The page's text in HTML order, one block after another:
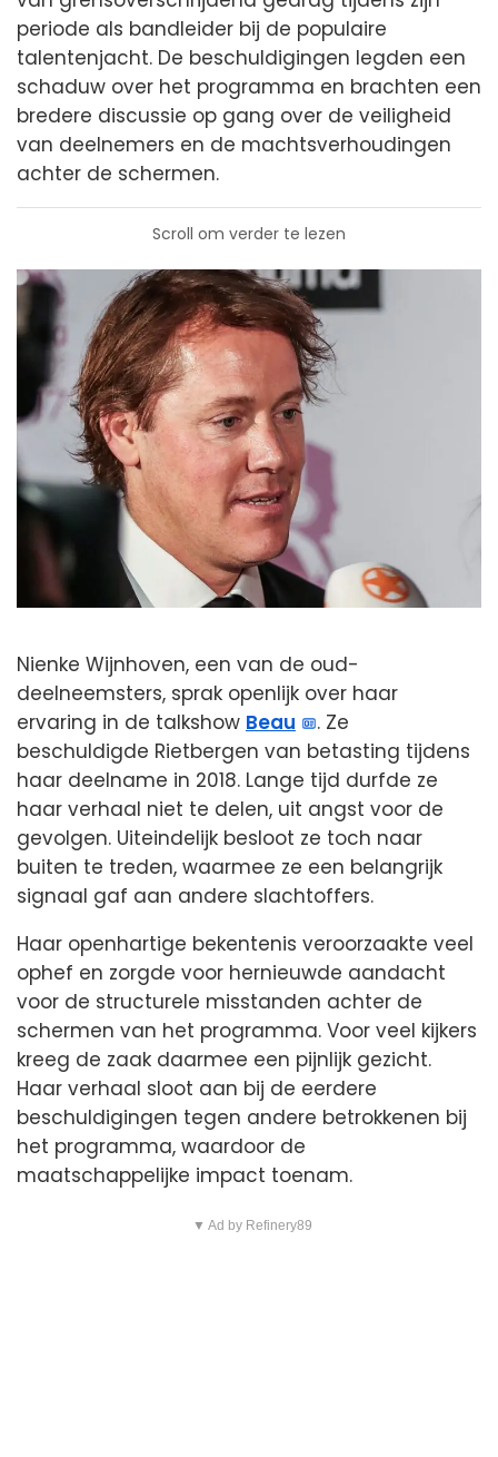
periode als bandleider bij de populaire
talentenjacht. De beschuldigingen legden een
schaduw over het programma en brachten een
bredere discussie op gang over de veiligheid
van deelnemers en de machtsverhoudingen
achter de schermen.
Scroll om verder te lezen
Nienke Wijnhoven, een van de oud-
deelneemsters, sprak openlijk over haar
ervaring in de talkshow Beau
. Ze
beschuldigde Rietbergen van betasting tijdens
haar deelname in 2018. Lange tijd durfde ze
haar verhaal niet te delen, uit angst voor de
gevolgen. Uiteindelijk besloot ze toch naar
buiten te treden, waarmee ze een belangrijk
signaal gaf aan andere slachtoffers.
Haar openhartige bekentenis veroorzaakte veel
ophef en zorgde voor hernieuwde aandacht
voor de structurele misstanden achter de
schermen van het programma. Voor veel kijkers
kreeg de zaak daarmee een pijnlijk gezicht.
Haar verhaal sloot aan bij de eerdere
beschuldigingen tegen andere betrokkenen bij
het programma, waardoor de
maatschappelijke impact toenam.
▼ Ad by Refinery89